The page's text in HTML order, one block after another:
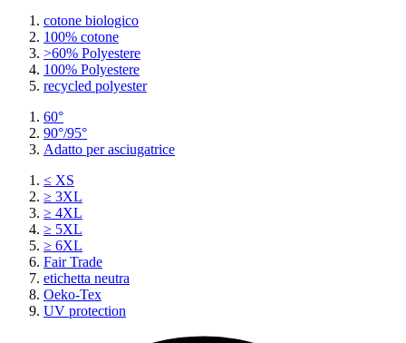
cotone biologico
100% cotone
>60% Polyestere
100% Polyestere
recycled polyester
60°
90°/95°
Adatto per asciugatrice
≤ XS
≥ 3XL
≥ 4XL
≥ 5XL
≥ 6XL
Fair Trade
etichetta neutra
Oeko-Tex
UV protection